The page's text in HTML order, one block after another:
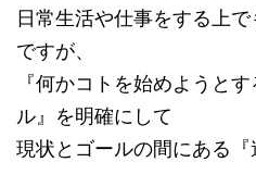
日常生活や仕事をする上
ですが、
『何かコトを始めようと
ル』を明確にして
現状とゴールの間にある『